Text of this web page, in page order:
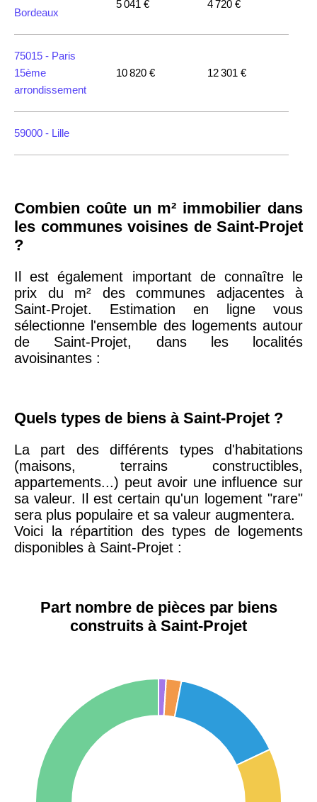
Bordeaux
5 041 € 4 720 €
75015 - Paris
15ème
arrondissement
10 820 € 12 301 €
59000 - Lille
75018 -
arrondissement
75020 -Paris
20ème
arrondissement
9 623 € 11 141 €
51100 -Reims 3 036 € 2 667 €
75013 -Paris
13ème
arrondissement
10 073 € 11 085 €
42000 -Saint-
1 404 € 2 013 €
arrondissement
12 687 €
75016 -
16ème
arrondissement
15 155 €
Combien coûte un m² immobilier dans
les communes voisines de Saint-Projet
?
Il est également important de connaître le
prix du m² des communes adjacentes à
Saint-Projet. Estimation en ligne vous
sélectionne l'ensemble des logements autour
de Saint-Projet, dans les localités
avoisinantes :
Quels types de biens à Saint-Projet ?
La part des différents types d'habitations
(maisons, terrains constructibles,
appartements...) peut avoir une influence sur
sa valeur. Il est certain qu'un logement "rare"
sera plus populaire et sa valeur augmentera.
Voici la répartition des types de logements
disponibles à Saint-Projet :
Part nombre de pièces par biens
construits à Saint-Projet